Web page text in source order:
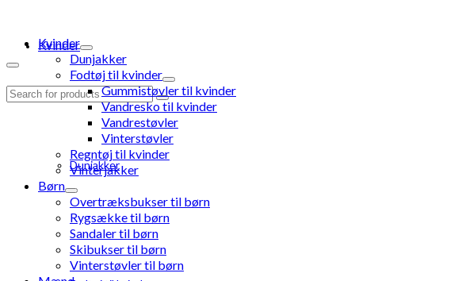
Kvinder
Dunjakker
Search
Kvinder
Dunjakker
Fodtøj til kvinder
Gummistøvler til kvinder
Vandresko til kvinder
Vandrestøvler
Vinterstøvler
Regntøj til kvinder
Vinterjakker
Børn
Overtræksbukser til børn
Rygsække til børn
Sandaler til børn
Skibukser til børn
Vinterstøvler til børn